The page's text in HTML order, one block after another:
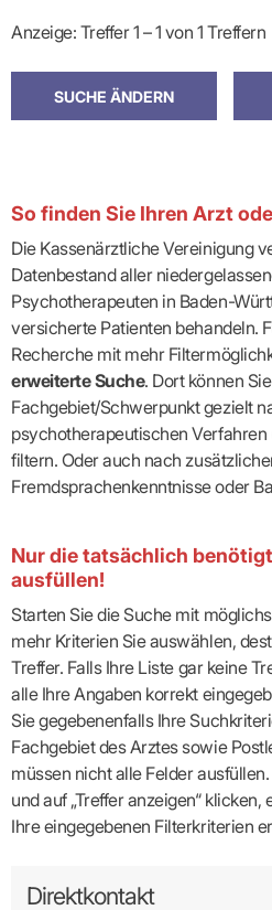
Anzeige: Treffer 1 – 1 von 1 Treffern
So finden Sie Ihren Arzt
Die Kassenärztliche Vereinigung
Datenbestand aller
Psychotherapeuten in Baden-
versicherte Patienten behandeln.
Recherche mit mehr
erweiterte Suche. Dort können
Fachgebiet/Schwerpunkt gezielt
psychotherapeutischen Verfahren
filtern. Oder auch nach
Fremdsprachenkenntnisse oder
Nur die tatsächlich
ausfüllen!
Starten Sie die Suche mit
mehr Kriterien Sie auswählen,
Treffer. Falls Ihre Liste gar keine
alle Ihre Angaben korrekt
Sie gegebenenfalls Ihre
Fachgebiet des Arztes sowie
müssen nicht alle Felder
und auf „Treffer anzeigen“
Ihre eingegebenen Filterkriterien
Direktkontakt